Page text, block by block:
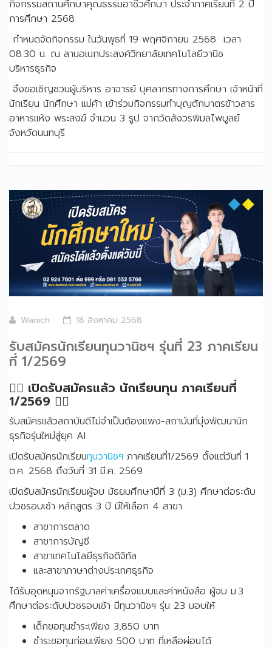
กิจกรรมสถานศึกษาคุณธรรมอาชีวศึกษา ประจำภาคเรียนที่ 2 ปี
การศึกษา 2568
กำหนดจัดกิจกรรม ในวันพุธที่ 19 พฤศจิกายน 2568 เวลา
08.30 น. ณ ลานอเนกประสงค์วิทยาลัยเทคโนโลยีวานิช
บริหารธุรกิจ
จึงขอเชิญชวนผู้บริหาร อาจารย์ บุคลากรทางการศึกษา เจ้าหน้าที่
นักเรียน นักศึกษา แม่ค้า เข้าร่วมกิจกรรมทำบุญตักบาตรข้าวสาร
อาหารแห้ง พระสงฆ์ จำนวน 3 รูป จากวัดสังวรพิมลไพบูลย์
จังหวัดนนทบุรี
Wanich 18 สิงหาคม 2568
รับสมัครนักเรียนทุนวานิชฯ รุ่นที่ 23 ภาคเรียน
ที่ 1/2569
✍🏽 เปิดรับสมัครแล้ว นักเรียนทุน ภาคเรียนที่
1/2569 ✍🏽
รับสมัครแล้วสถาบันดีไม่จำเป็นต้องแพง-สถาบันที่มุ่งพัฒนานัก
ธุรกิจรุ่นใหม่สู่ยุค AI
เปิดรับสมัครนักเรียนทุนวานิชฯ ภาคเรียนที่1/2569 ตั้งแต่วันที่ 1
ต.ค. 2568 ถึงวันที่ 31 มี.ค. 2569
เปิดรับสมัครนักเรียนผู้จบ มัธยมศึกษาปีที่ 3 (ม.3) ศึกษาต่อระดับ
ปวชรอบเช้า หลักสูตร 3 ปี มีให้เลือก 4 สาขา
สาขาการตลาด
สาขาการบัญชี
สาขาเทคโนโลยีธุรกิจดิจิทัล
และสาขาภาษาต่างประเทศธุรกิจ
ได้รับอุดหนุนจากรัฐบาลค่าเครื่องแบบและค่าหนังสือ ผู้จบ ม.3
ศึกษาต่อระดับปวชรอบเช้า มีทุนวานิชฯ รุ่น 23 มอบให้
เด็กขอทุนชำระเพียง 3,850 บาท
ชำระขอทุนก่อนเพียง 500 บาท ที่เหลือผ่อนได้